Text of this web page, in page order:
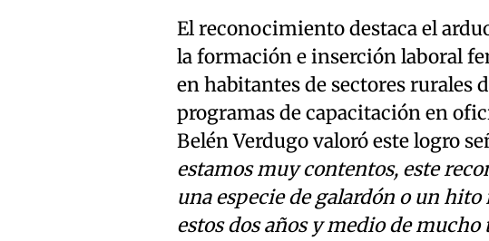
El reconocimiento destaca el
la formación e inserción laboral
en habitantes de sectores rurales
programas de capacitación en
Belén Verdugo valoró este logro
estamos muy contentos, este
una especie de galardón o un
estos dos años y medio de